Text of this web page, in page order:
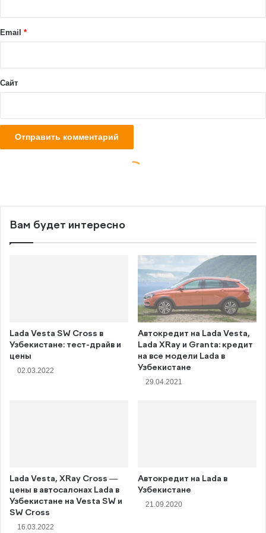
Вам будет интересно
Lada Vesta SW Cross в
Узбекистане: тест-драйв и
цены
02.03.2022
Автокредит на Lada Vesta,
Lada XRay и Granta: кредит
на все модели Lada в
Узбекистане
29.04.2021
Lada Vesta, XRay Cross —
цены в автосалонах Lada в
Узбекистане на Vesta SW и
SW Cross
16.03.2022
Автокредит на Lada в
Узбекистане
21.09.2020